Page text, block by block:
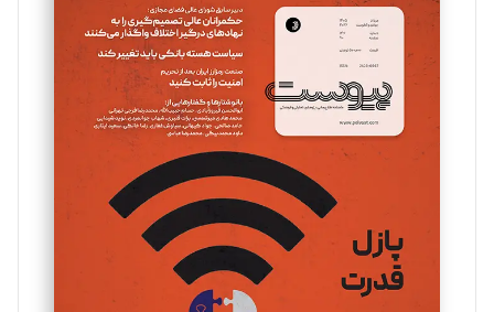
سروش کرمیان
تحریریه
مینا پاکدل
یسنا امان‌پور
تحریریه